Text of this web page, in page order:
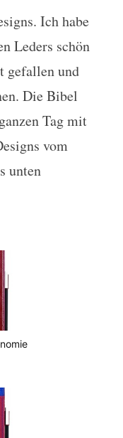
Ich habe
Leders schön
gefallen und
Die Bibel
Tag mit
vom
unten